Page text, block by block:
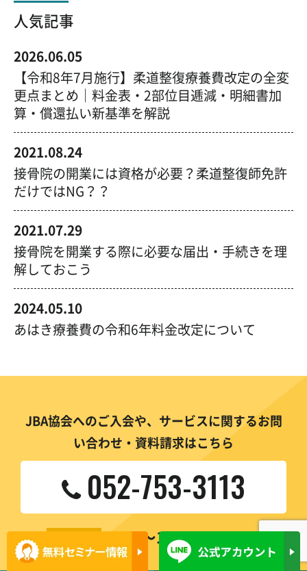
人気記事
2026.06.05
【令和8年7月施行】柔道整復療養費改定の全変
更点まとめ｜料金表・2部位目逓減・明細書加
算・償還払い新基準を解説
2021.08.24
接骨院の開業には資格が必要？柔道整復師免許
だけではNG？？
2021.07.29
接骨院を開業する際に必要な届出・手続きを理
解しておこう
2024.05.10
あはき療養費の令和6年料金改定について
JBA協会へのご入会や、サービスに関するお問
い合わせ・資料請求はこちら
052-753-3113
8:30〜17:30